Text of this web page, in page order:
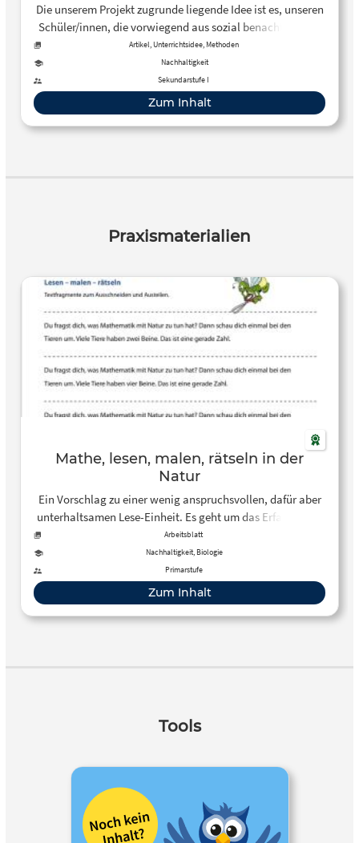
Die unserem Projekt zugrunde liegende Idee ist es, unseren
Schüler/innen, die vorwiegend aus sozial benachteiligten
Schichten kommen und sprachliche Defizite aufweisen,
über die Natur einen Zugang zur Mathematik zu
unwichtigen Details soll zum Erkennen mathematischer
Strukturen in der Natur führen. Dadurch sollen sie befähigt
werden, selbstständig Lösungen zu finden, logische
des Raumes und eine veränderte Sitzordnung erzeugen.
Natur soll die Lernfreude gesteigert werden.
Artikel, Unterrichtsidee, Methoden
Nachhaltigkeit
Sekundarstufe I
Zum Inhalt
Praxismaterialien
Mathe, lesen, malen, rätseln in der
Natur
Ein Vorschlag zu einer wenig anspruchsvollen, dafür aber
unterhaltsamen Lese-Einheit. Es geht um das Erfassen des
Gelesenen und dessen bildnerische Umsetzung anhand von
kurzen Texten. In der Folge werden dann die Texte den
Bildern zugeordnet.
Arbeitsblatt
Nachhaltigkeit, Biologie
Primarstufe
Zum Inhalt
Tools